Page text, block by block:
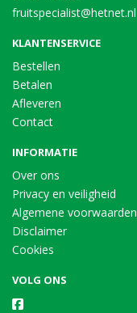
fruitspecialist@hetnet.nl
KLANTENSERVICE
Bestellen
Betalen
Afleveren
Contact
INFORMATIE
Over ons
Privacy en veiligheid
Algemene voorwaarden
Disclaimer
Cookies
VOLG ONS